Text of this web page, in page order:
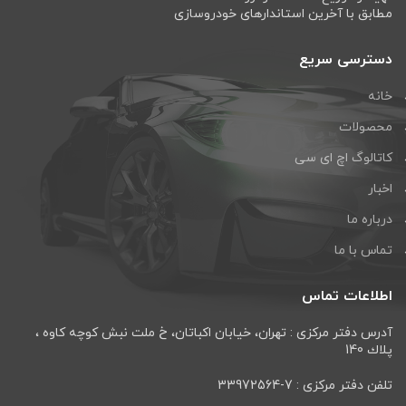
مطابق با آخرین استاندارهای خودروسازی
دسترسی سریع
خانه
محصولات
کاتالوگ اچ ای سی
اخبار
درباره ما
تماس با ما
اطلاعات تماس
آدرس دفتر مرکزی : تهران، خيابان اكباتان، خ ملت نبش كوچه كاوه ،
پلاك 140
تلفن دفتر مرکزی : 7-33972564